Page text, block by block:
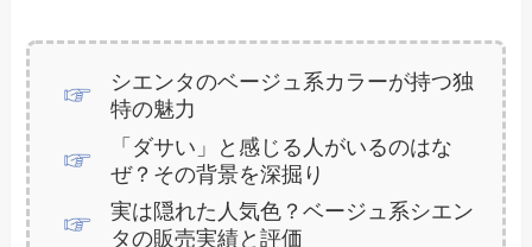
シエンタのベージュ系カラーが持つ独
特の魅力
「ダサい」と感じる人がいるのはな
ぜ？その背景を深掘り
実は隠れた人気色？ベージュ系シエン
タの販売実績と評価